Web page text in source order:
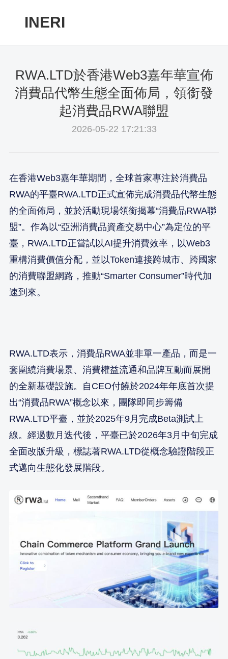
INERI
RWA.LTD於香港Web3嘉年華宣佈
消費品代幣生態全面佈局，領銜發
起消費品RWA聯盟
2026-05-22 17:21:33
在香港Web3嘉年華期間，全球首家專注於消費品
RWA的平臺RWA.LTD正式宣佈完成消費品代幣生態
的全面佈局，並於活動現場領銜揭幕“消費品RWA聯
盟”。作為以“亞洲消費品資產交易中心”為定位的平
臺，RWA.LTD正嘗試以AI提升消費效率，以Web3
重構消費價值分配，並以Token連接跨城市、跨國家
的消費聯盟網路，推動“Smarter Consumer”時代加
速到來。
RWA.LTD表示，消費品RWA並非單一產品，而是一
套圍繞消費場景、消費權益流通和品牌互動而展開
的全新基礎設施。自CEO付饒於2024年年底首次提
出“消費品RWA”概念以來，團隊即同步籌備
RWA.LTD平臺，並於2025年9月完成Beta測試上
線。經過數月迭代後，平臺已於2026年3月中旬完成
全面改版升級，標誌著RWA.LTD從概念驗證階段正
式邁向生態化發展階段。